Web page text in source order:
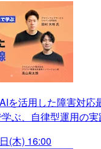
を活用した障害対応
ぶ、自律型運用の実
(木) 16:00